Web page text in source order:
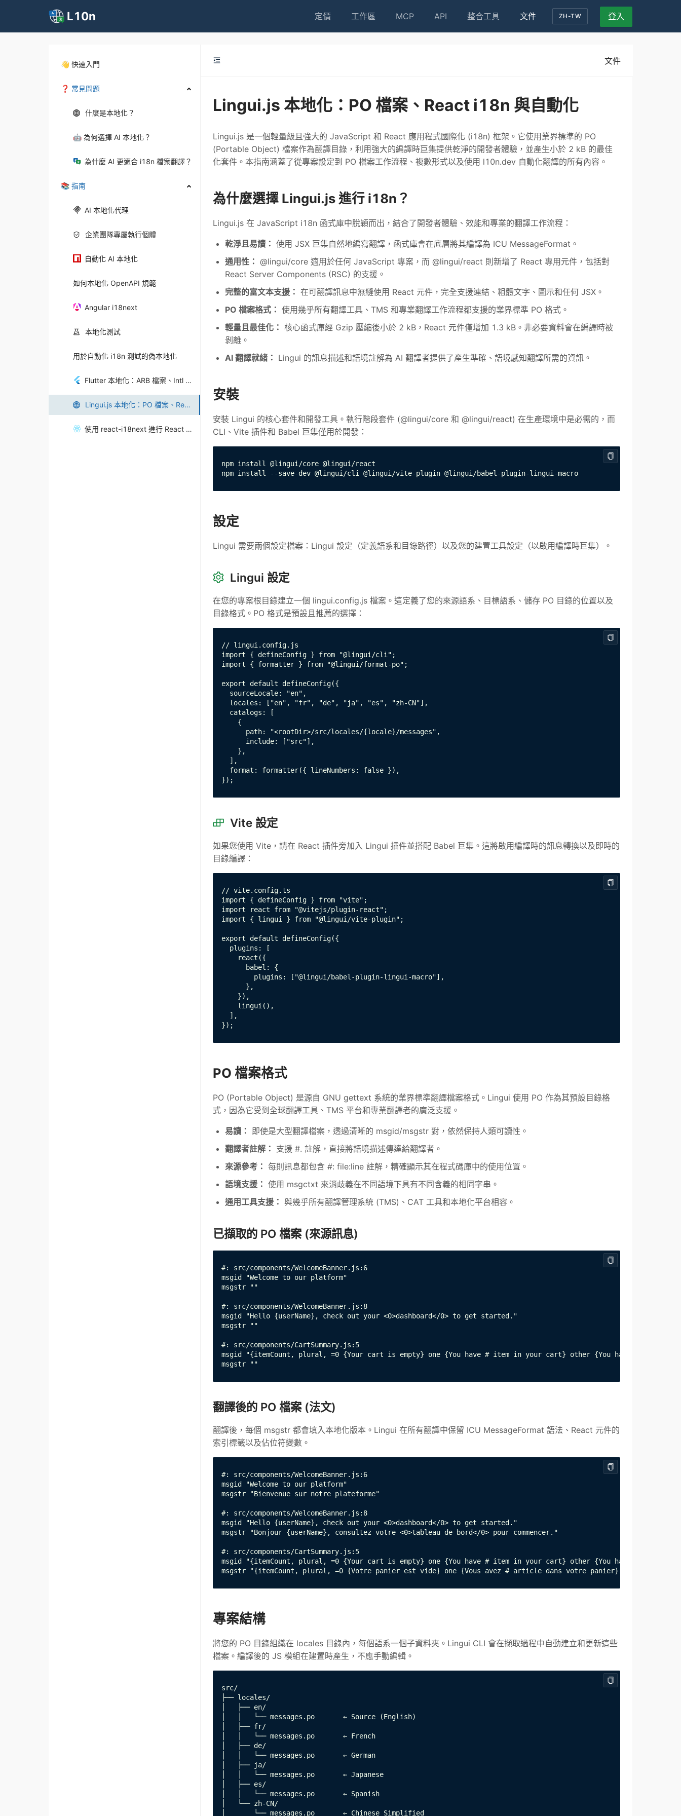
L10n 定價 工作區 MCP API 整合工具 文件 ZH-TW 登入
👋 快速入門
❓ 常見問題
什麼是本地化？
🤖 為何選擇 AI 本地化？
為什麼 AI 更適合 i18n 檔案翻譯？
📚 指南
AI 本地化代理
企業團隊專屬執行個體
自動化 AI 本地化
如何本地化 OpenAPI 規範
Angular i18next
本地化測試
用於自動化 i18n 測試的偽本地化
Flutter 本地化：ARB 檔案、Intl 與自動化
Lingui.js 本地化：PO 檔案、React i18n 與自動化
使用 react-i18next 進行 React 本地化
文件
Lingui.js 本地化：PO 檔案、React i18n 與自動化
Lingui.js 是一個輕量級且強大的 JavaScript 和 React 應用程式國際化 (i18n) 框架。它使用業界標準的 PO
(Portable Object) 檔案作為翻譯目錄，利用強大的編譯時巨集提供乾淨的開發者體驗，並產生小於 2 kB 的最佳
化套件。本指南涵蓋了從專案設定到 PO 檔案工作流程、複數形式以及使用 l10n.dev 自動化翻譯的所有內容。
為什麼選擇 Lingui.js 進行 i18n？
Lingui.js 在 JavaScript i18n 函式庫中脫穎而出，結合了開發者體驗、效能和專業的翻譯工作流程：
乾淨且易讀： 使用 JSX 巨集自然地編寫翻譯，函式庫會在底層將其編譯為 ICU MessageFormat。
通用性： @lingui/core 適用於任何 JavaScript 專案，而 @lingui/react 則新增了 React 專用元件，包括對
React Server Components (RSC) 的支援。
完整的富文本支援： 在可翻譯訊息中無縫使用 React 元件，完全支援連結、粗體文字、圖示和任何 JSX。
PO 檔案格式： 使用幾乎所有翻譯工具、TMS 和專業翻譯工作流程都支援的業界標準 PO 格式。
輕量且最佳化： 核心函式庫經 Gzip 壓縮後小於 2 kB，React 元件僅增加 1.3 kB。非必要資料會在編譯時被
剝離。
AI 翻譯就緒： Lingui 的訊息描述和語境註解為 AI 翻譯者提供了產生準確、語境感知翻譯所需的資訊。
安裝
安裝 Lingui 的核心套件和開發工具。執行階段套件 (@lingui/core 和 @lingui/react) 在生產環境中是必需的，而
CLI、Vite 插件和 Babel 巨集僅用於開發：
npm install @lingui/core @lingui/react
npm install --save-dev @lingui/cli @lingui/vite-plugin @lingui/babel-plugin-lingui-macro
設定
Lingui 需要兩個設定檔案：Lingui 設定（定義語系和目錄路徑）以及您的建置工具設定（以啟用編譯時巨集）。
Lingui 設定
在您的專案根目錄建立一個 lingui.config.js 檔案。這定義了您的來源語系、目標語系、儲存 PO 目錄的位置以及
目錄格式。PO 格式是預設且推薦的選擇：
// lingui.config.js
import { defineConfig } from "@lingui/cli";
import { formatter } from "@lingui/format-po";
export default defineConfig({
  sourceLocale: "en",
  locales: ["en", "fr", "de", "ja", "es", "zh-CN"],
  catalogs: [
    {
      path: "<rootDir>/src/locales/{locale}/messages",
      include: ["src"],
    },
  ],
  format: formatter({ lineNumbers: false }),
});
Vite 設定
如果您使用 Vite，請在 React 插件旁加入 Lingui 插件並搭配 Babel 巨集。這將啟用編譯時的訊息轉換以及即時的
目錄編譯：
// vite.config.ts
import { defineConfig } from "vite";
import react from "@vitejs/plugin-react";
import { lingui } from "@lingui/vite-plugin";
export default defineConfig({
  plugins: [
    react({
      babel: {
        plugins: ["@lingui/babel-plugin-lingui-macro"],
      },
    }),
    lingui(),
  ],
});
PO 檔案格式
PO (Portable Object) 是源自 GNU gettext 系統的業界標準翻譯檔案格式。Lingui 使用 PO 作為其預設目錄格
式，因為它受到全球翻譯工具、TMS 平台和專業翻譯者的廣泛支援。
易讀： 即使是大型翻譯檔案，透過清晰的 msgid/msgstr 對，依然保持人類可讀性。
翻譯者註解： 支援 #. 註解，直接將語境描述傳達給翻譯者。
來源參考： 每則訊息都包含 #: file:line 註解，精確顯示其在程式碼庫中的使用位置。
語境支援： 使用 msgctxt 來消歧義在不同語境下具有不同含義的相同字串。
通用工具支援： 與幾乎所有翻譯管理系統 (TMS)、CAT 工具和本地化平台相容。
已擷取的 PO 檔案 (來源訊息)
#: src/components/WelcomeBanner.js:6
msgid "Welcome to our platform"
msgstr ""
#: src/components/WelcomeBanner.js:8
msgid "Hello {userName}, check out your <0>dashboard</0> to get started."
msgstr ""
#: src/components/CartSummary.js:5
msgid "{itemCount, plural, =0 {Your cart is empty} one {You have # item in your cart} other {You have # items
msgstr ""
翻譯後的 PO 檔案 (法文)
翻譯後，每個 msgstr 都會填入本地化版本。Lingui 在所有翻譯中保留 ICU MessageFormat 語法、React 元件的
索引標籤以及佔位符變數。
#: src/components/WelcomeBanner.js:6
msgid "Welcome to our platform"
msgstr "Bienvenue sur notre plateforme"
#: src/components/WelcomeBanner.js:8
msgid "Hello {userName}, check out your <0>dashboard</0> to get started."
msgstr "Bonjour {userName}, consultez votre <0>tableau de bord</0> pour commencer."
#: src/components/CartSummary.js:5
msgid "{itemCount, plural, =0 {Your cart is empty} one {You have # item in your cart} other {You have # items
msgstr "{itemCount, plural, =0 {Votre panier est vide} one {Vous avez # article dans votre panier} other {Vous
專案結構
將您的 PO 目錄組織在 locales 目錄內，每個語系一個子資料夾。Lingui CLI 會在擷取過程中自動建立和更新這些
檔案。編譯後的 JS 模組在建置時產生，不應手動編輯。
src/
├── locales/
│   ├── en/
│   │   └── messages.po       ← Source (English)
│   ├── fr/
│   │   └── messages.po       ← French
│   ├── de/
│   │   └── messages.po       ← German
│   ├── ja/
│   │   └── messages.po       ← Japanese
│   ├── es/
│   │   └── messages.po       ← Spanish
│   └── zh-CN/
│       └── messages.po       ← Chinese Simplified